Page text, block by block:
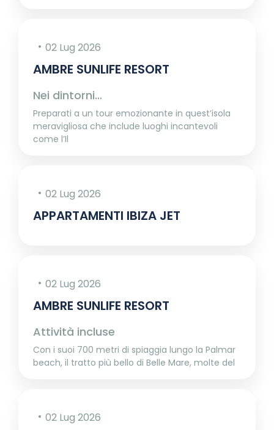
02 Lug 2026
AMBRE SUNLIFE RESORT
Nei dintorni…
Preparati a un tour emozionante in quest’isola
meravigliosa che include luoghi incantevoli
come l’Il
02 Lug 2026
APPARTAMENTI IBIZA JET
02 Lug 2026
AMBRE SUNLIFE RESORT
Attività incluse
Con i suoi 700 metri di spiaggia lungo la Palmar
beach, il tratto più bello di Belle Mare, molte del
02 Lug 2026